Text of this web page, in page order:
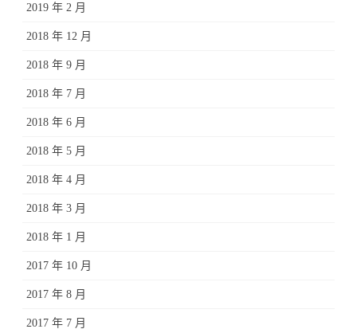
2019 年 2 月
2018 年 12 月
2018 年 9 月
2018 年 7 月
2018 年 6 月
2018 年 5 月
2018 年 4 月
2018 年 3 月
2018 年 1 月
2017 年 10 月
2017 年 8 月
2017 年 7 月